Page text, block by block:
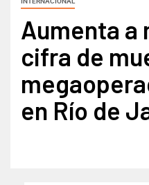
Aumenta a
cifra de
en Río de